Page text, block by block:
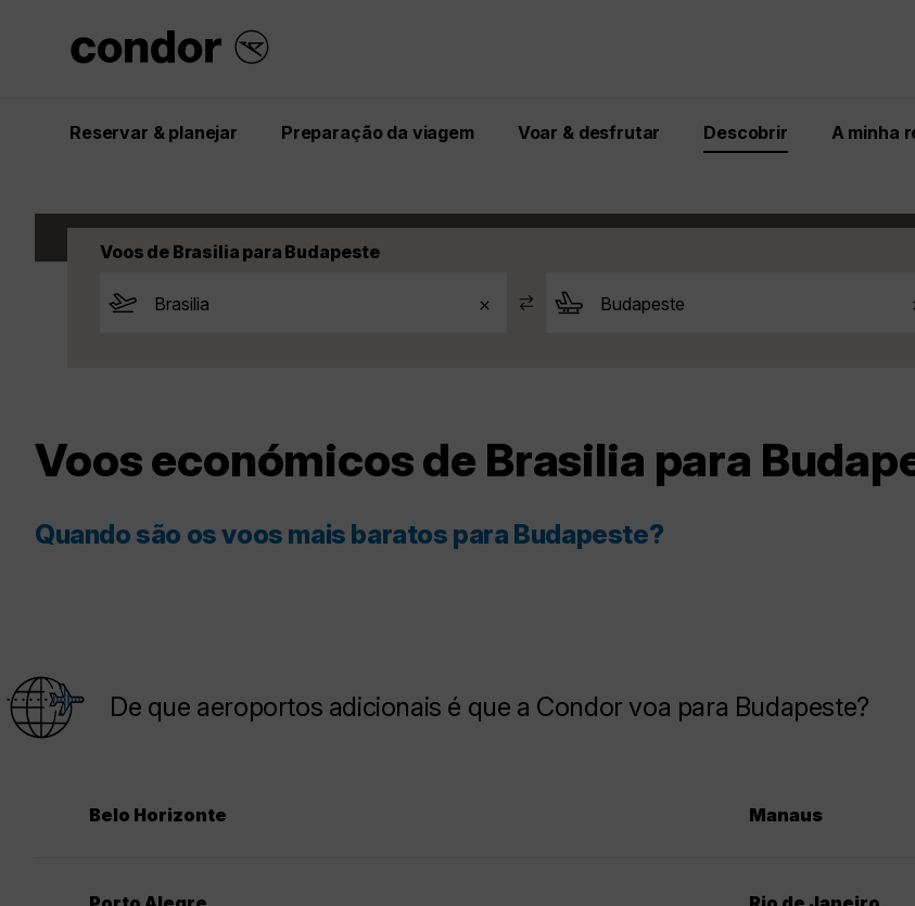
Reservar & planejar Preparação da viagem Voar & desfrutar Descobrir A minha
Voos de Brasilia para Budapeste
Voos económicos de Brasilia para
Quando são os voos mais baratos para Budapeste?
De que aeroportos adicionais é que a Condor voa para Budapeste?
Belo Horizonte Manaus